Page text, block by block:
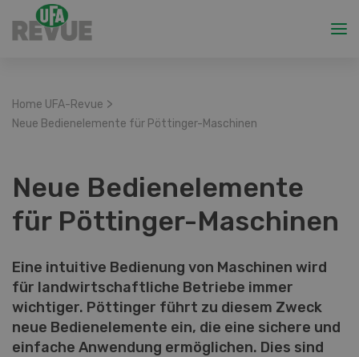
Home UFA-Revue >
Neue Bedienelemente für Pöttinger-Maschinen
Neue Bedienelemente
für Pöttinger-Maschinen
Eine intuitive Bedienung von Maschinen wird
für landwirtschaftliche Betriebe immer
wichtiger. Pöttinger führt zu diesem Zweck
neue Bedienelemente ein, die eine sichere und
einfache Anwendung ermöglichen. Dies sind